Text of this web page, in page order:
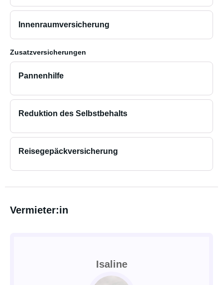
Innenraumversicherung
Zusatzversicherungen
Pannenhilfe
Reduktion des Selbstbehalts
Reisegepäckversicherung
Vermieter:in
Isaline